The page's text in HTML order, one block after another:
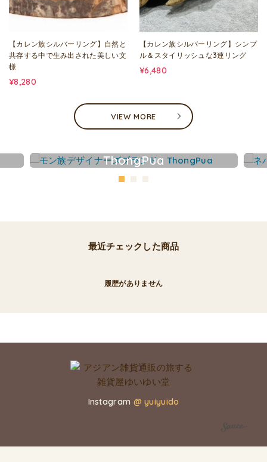
【カレン族シルバーリング】自然と
共存する中で生み出された美しい文
様
¥8,280
【カレン族シルバーリング】シンプ
ル＆スタイリッシュな3連リング
¥6,480
VIEW MORE
ThongPua
最近チェックした商品
履歴がありません
Instagram @ yuiyuido